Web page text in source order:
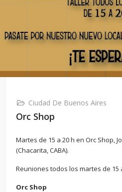
Ciudad De Buenos Aires
Orc Shop
Martes de 15 a 20 h en Orc Shop,
(Chacarita, CABA).
Reuniones todos los martes de 15
Orc Shop